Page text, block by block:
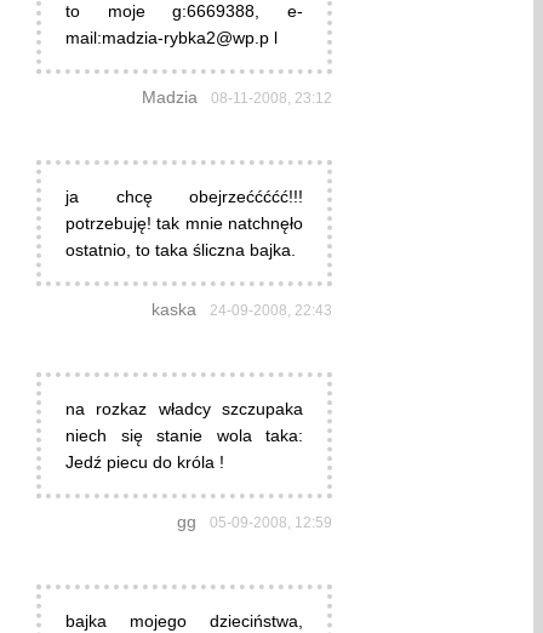
to moje g:6669388, e-
mail:madzia-rybka2@wp.p l
Madzia 08-11-2008, 23:12
ja chcę obejrzeććććć!!!
potrzebuję! tak mnie natchnęło
ostatnio, to taka śliczna bajka.
kaska 24-09-2008, 22:43
na rozkaz władcy szczupaka
niech się stanie wola taka:
Jedź piecu do króla !
gg 05-09-2008, 12:59
bajka mojego dzieciństwa,